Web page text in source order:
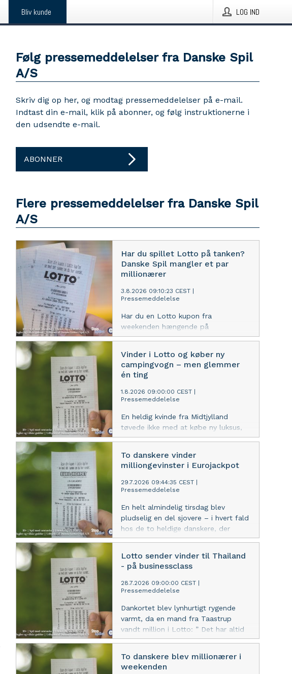
Bliv kunde LOG IND
Følg pressemeddelelser fra Danske Spil
A/S
Skriv dig op her, og modtag pressemeddelelser på e-mail.
Indtast din e-mail, klik på abonner, og følg instruktionerne i
den udsendte e-mail.
ABONNER
Flere pressemeddelelser fra Danske Spil
A/S
Har du spillet Lotto på tanken?
Danske Spil mangler et par
millionærer
3.8.2026 09:10:23 CEST
Pressemeddelelse
Har du en Lotto kupon fra
weekenden hængende på
køleskabet? Så tjek den lige en
ikke hørt fra weekendens to million-
vindere.
Vinder i Lotto og køber ny
campingvogn – men glemmer
én ting
1.8.2026 09:00:00 CEST
Pressemeddelelse
En heldig kvinde fra Midtjylland
tøvede ikke med at købe ny luksus,
da hun vandt i Lotto. Men nogle
for hurtigt.
To danskere vinder
milliongevinster i Eurojackpot
29.7.2026 09:44:35 CEST
Pressemeddelelse
En helt almindelig tirsdag blev
pludselig en del sjovere – i hvert fald
hos de to heldige danskere, der
tirsdag aften blev millionærer i
nogen løb med førstepræmien.
Lotto sender vinder til Thailand
- på businessclass
28.7.2026 09:00:00 CEST
Pressemeddelelse
Dankortet blev lynhurtigt rygende
varmt, da en mand fra Taastrup
vandt million i Lotto: ” Det har altid
været en drøm for mig!”
To danskere blev millionærer i
weekenden